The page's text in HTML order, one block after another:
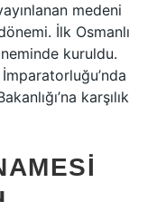
medeni
İlk Osmanlı
kuruldu.
karşılık